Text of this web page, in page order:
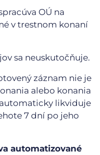
OÚ na
v trestnom konaní
sa neuskutočňuje.
záznam nie je
alebo konania
likviduje
7 dní po jeho
automatizované